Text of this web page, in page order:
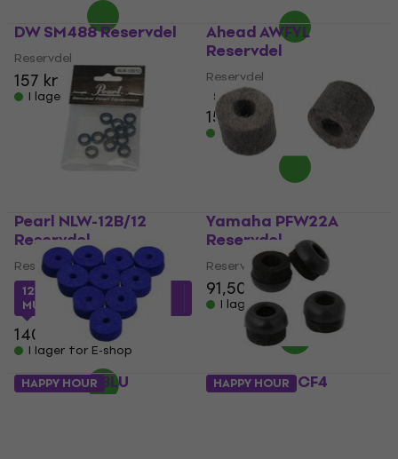
DW SM488 Reservdel
Reservdel
157 kr 163 kr
I lager för E-shop
Ahead AWFYL
Reservdel
Reservdel
5/5
153 kr
I lager för E-shop
Pearl NLW-12B/12
Reservdel
Reservdel
121,68 krmed kod
MUZMUZ-10
140 kr
I lager för E-shop
Yamaha PFW22A
Reservdel
Reservdel
91,50 kr
I lager för E-shop
Ahead AWFBLU
Reservdel
Mapex MHHCF4
Reservdel
HAPPY HOUR HAPPY HOUR